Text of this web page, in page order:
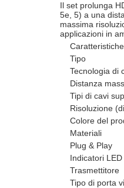
Il set prolunga
5e, 5) a una
massima
applicazioni in
Caratteristiche
Tipo
Tecnologia di
Distanza
Tipi di cavi
Risoluzione
Colore del
Materiali
Plug & Play
Indicatori LED
Trasmettitore
Tipo di porta